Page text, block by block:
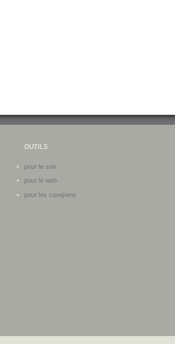
OUTILS
pour le son
pour le web
pour les cavejiens